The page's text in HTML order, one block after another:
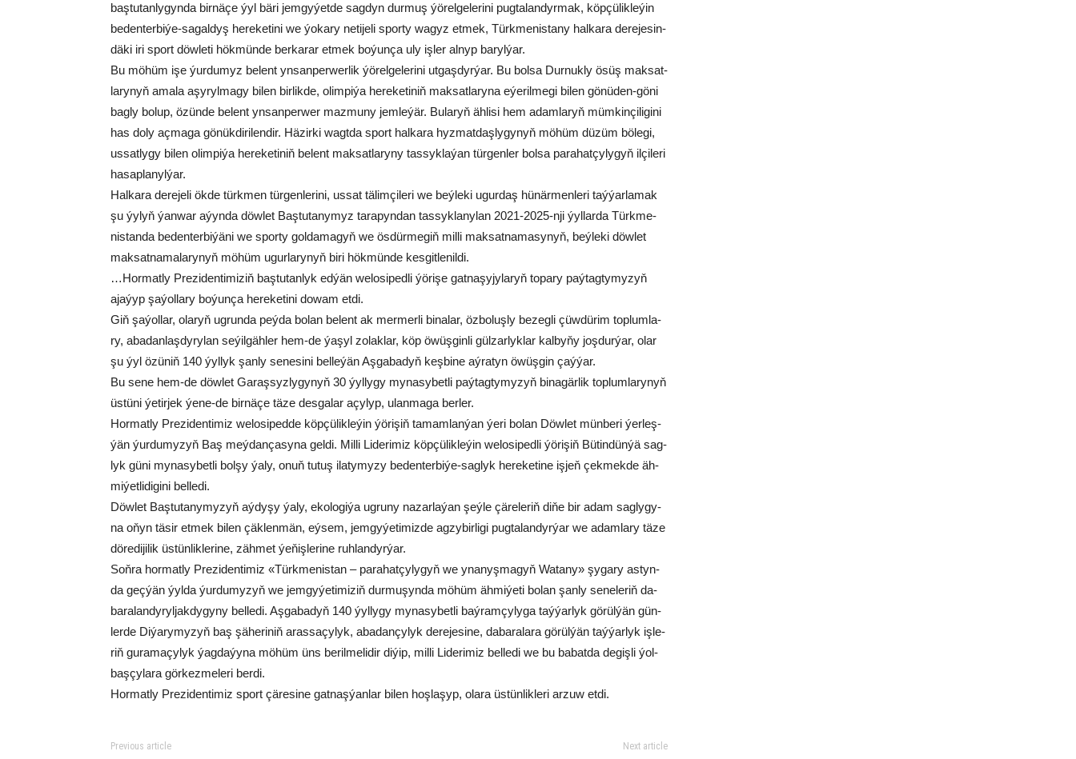
baş­tu­tan­ly­gyn­da bir­nä­çe ýyl bä­ri jem­gy­ýet­de sag­dyn dur­muş ýö­rel­ge­le­ri­ni pug­ta­lan­dyr­mak, köp­çü­lik­le­ýin
be­den­ter­bi­ýe-sa­gal­dyş he­re­ke­ti­ni we ýo­ka­ry ne­ti­je­li spor­ty wa­gyz et­mek, Türk­me­nis­ta­ny hal­ka­ra de­re­je­sin­
dä­ki iri sport döw­le­ti hök­mün­de ber­ka­rar et­mek bo­ýun­ça uly iş­ler al­nyp ba­ryl­ýar.
Bu mö­hüm işe ýur­du­myz be­lent yn­san­per­wer­lik ýö­rel­ge­le­ri­ni ut­gaş­dyr­ýar. Bu bol­sa Dur­nuk­ly ösüş mak­sat­
la­ry­nyň ama­la aşy­ryl­ma­gy bi­len bir­lik­de, olim­pi­ýa he­re­ke­ti­niň mak­sat­la­ry­na eýe­ril­me­gi bi­len gö­nü­den-gö­ni
bag­ly bo­lup, özün­de be­lent yn­san­per­wer maz­mu­ny jem­le­ýär. Bularyň ählisi hem adam­la­ryň müm­kin­çi­li­gi­ni
has do­ly aç­ma­ga gö­nük­di­ri­len­dir. Hä­zir­ki wagt­da sport hal­ka­ra hyz­mat­daş­ly­gy­nyň mö­hüm dü­züm bö­le­gi,
us­sat­ly­gy bi­len olim­pi­ýa he­re­ke­ti­niň be­lent mak­sat­la­ry­ny tas­syk­la­ýan tür­gen­ler bol­sa pa­ra­hat­çy­ly­gyň il­çi­le­ri
ha­sap­la­nyl­ýar.
Hal­ka­ra de­re­je­li ök­de türk­men tür­gen­le­ri­ni, us­sat tä­lim­çi­le­ri we beý­le­ki ugur­daş hü­när­men­le­ri taý­ýar­la­mak
şu ýy­lyň ýan­war aýyn­da döw­let Baş­tu­ta­ny­myz ta­ra­pyn­dan tas­syk­la­ny­lan 2021-2025-nji ýyl­lar­da Türk­me­
nis­tan­da be­den­ter­bi­ýä­ni we spor­ty gol­da­ma­gyň we ös­dür­me­giň mil­li mak­sat­na­ma­sy­nyň, beý­le­ki döw­let
mak­sat­na­ma­la­ry­nyň mö­hüm ugur­la­ry­nyň bi­ri hök­mün­de kes­git­le­nil­di.
…Hor­mat­ly Pre­zi­den­ti­mi­ziň baş­tu­tan­lyk ed­ýän we­lo­si­ped­li ýö­ri­şe gat­na­şy­jy­la­ryň to­pa­ry paý­tag­ty­my­zyň
aja­ýyp şa­ýol­la­ry bo­ýun­ça he­re­ke­ti­ni do­wam et­di.
Giň şa­ýol­lar, ola­ryň ug­run­da peý­da bo­lan be­lent ak mer­mer­li bi­na­lar, öz­bo­luş­ly be­zeg­li çüw­dü­rim top­lum­la­
ry, aba­dan­laş­dy­ry­lan se­ýil­gäh­ler hem-de ýa­şyl zo­lak­lar, köp öwüş­gin­li gül­zar­lyk­lar kal­by­ňy joş­dur­ýar, olar
şu ýyl özü­niň 140 ýyl­lyk şan­ly se­ne­si­ni bel­le­ýän Aş­ga­ba­dyň keş­bi­ne aý­ra­tyn öwüş­gin çaý­ýar.
Bu se­ne hem-de döw­let Ga­raş­syz­ly­gy­nyň 30 ýyl­ly­gy my­na­sy­bet­li paý­tag­ty­my­zyň bi­na­gär­lik top­lum­la­ry­nyň
üs­tü­ni ýe­tir­jek ýe­ne-de bir­nä­çe tä­ze des­ga­lar açy­lyp, ulan­ma­ga ber­ler.
Hor­mat­ly Pre­zi­den­ti­miz we­lo­si­ped­de köp­çü­lik­le­ýin ýö­ri­şiň ta­mam­lan­ýan ýe­ri bo­lan Döw­let mün­be­ri ýer­leş­
ýän ýur­du­my­zyň Baş meý­dan­ça­sy­na gel­di. Mil­li Li­de­ri­miz köp­çü­lik­le­ýin we­lo­si­ped­li ýö­ri­şiň Bü­tin­dün­ýä sag­
lyk gü­ni my­na­sy­bet­li bol­şy ýa­ly, onuň tu­tuş ilaty­my­zy be­den­ter­bi­ýe-sag­lyk he­re­ke­ti­ne iş­jeň çek­mek­de äh­
mi­ýet­li­di­gi­ni bel­le­di.
Döw­let Baş­tu­ta­ny­my­zyň aý­dy­şy ýa­ly, eko­lo­gi­ýa ug­ru­ny na­zar­la­ýan şeý­le çä­re­le­riň di­ňe bir adam sag­ly­gy­
na oňyn tä­sir et­mek bi­len çäk­len­män, eý­sem, jem­gy­ýe­ti­miz­de ag­zy­bir­li­gi pug­ta­lan­dyr­ýar we adam­la­ry tä­ze
dö­re­di­ji­lik üs­tün­lik­le­ri­ne, zäh­met ýe­ňiş­le­ri­ne ruh­lan­dyr­ýar.
Soň­ra hor­mat­ly Pre­zi­den­ti­miz «Türk­me­nis­tan – pa­ra­hat­çy­ly­gyň we yna­nyş­ma­gyň Wa­ta­ny» şy­ga­ry as­tyn­
da geç­ýän ýyl­da ýur­du­my­zyň we jem­gy­ýe­ti­mi­ziň dur­mu­şyn­da mö­hüm äh­mi­ýe­ti bo­lan şan­ly se­ne­le­riň da­
ba­ra­lan­dy­ryl­jak­dy­gy­ny bel­le­di. Aş­ga­ba­dyň 140 ýyl­ly­gy my­na­sy­bet­li baý­ram­çy­ly­ga taý­ýar­lyk gö­rül­ýän gün­
ler­de Di­ýa­ry­my­zyň baş şä­he­ri­niň aras­sa­çy­lyk, aba­dan­çy­lyk de­re­je­si­ne, da­ba­ra­la­ra gö­rül­ýän taý­ýar­lyk iş­le­
riň gu­ra­ma­çy­lyk ýag­da­ýy­na mö­hüm üns be­ril­me­li­dir di­ýip, mil­li Li­de­ri­miz bel­le­di we bu ba­bat­da de­giş­li ýol­
baş­çy­la­ra gör­kez­me­le­ri ber­di.
Hor­mat­ly Pre­zi­den­ti­miz sport çä­re­si­ne gat­naş­ýan­lar bi­len hoş­la­şyp, ola­ra üs­tün­lik­le­ri ar­zuw et­di.
Previous article Next article